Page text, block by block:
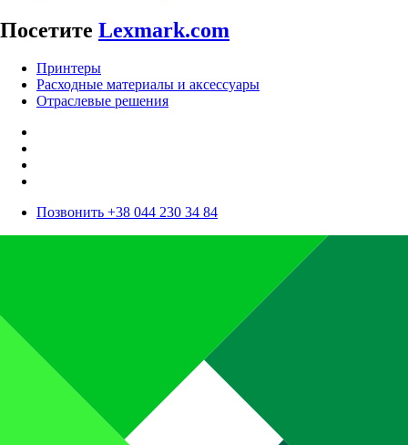
Посетите Lexmark.com
Принтеры
Расходные материалы и аксессуары
Отраслевые решения
Позвонить +38 044 230 34 84